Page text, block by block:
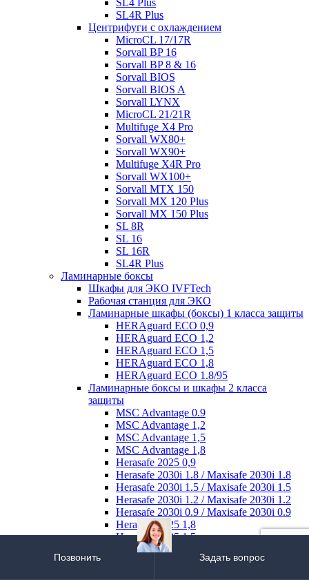
SL4R Plus
Центрифуги с охлаждением
MicroCL 17/17R
Sorvall BP 16
Sorvall BP 8 & 16
Sorvall BIOS
Sorvall BIOS A
Sorvall LYNX
MicroCL 21/21R
Multifuge X4 Pro
Sorvall WX80+
Sorvall WX90+
Multifuge X4R Pro
Sorvall WX100+
Sorvall МТХ 150
Sorvall МХ 120 Plus
Sorvall МХ 150 Plus
SL 8R
SL 16
SL 16R
SL4R Plus
Ламинарные боксы
Шкафы для ЭКО IVFTech
Рабочая станция для ЭКО
Ламинарные шкафы (боксы) 1 класса защиты
HERAguard ECO 0,9
HERAguard ECO 1,2
HERAguard ECO 1,5
HERAguard ECO 1,8
HERAguard ECO 1.8/95
Ламинарные боксы и шкафы 2 класса
защиты
MSC Advantage 0.9
MSC Advantage 1,2
MSC Advantage 1,5
MSC Advantage 1,8
Herasafe 2025 0,9
Herasafe 2030i 1.8 / Maxisafe 2030i 1.8
Herasafe 2030i 1.5 / Maxisafe 2030i 1.5
Herasafe 2030i 1.2 / Maxisafe 2030i 1.2
Herasafe 2030i 0.9 / Maxisafe 2030i 0.9
Herasafe 2025 1,8
Herasafe 2025 1,5
Herasafe 2025 1,2
Сухожаровые шкафы
Позвонить Задать вопрос